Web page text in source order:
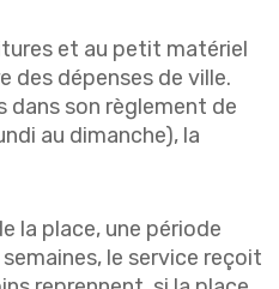
et au petit matériel
des dépenses de ville.
dans son règlement de
au dimanche), la
la place, une période
le service reçoit